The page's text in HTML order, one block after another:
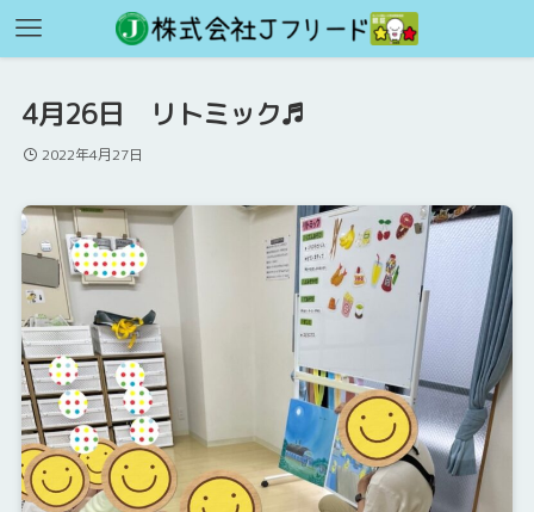
4月26日 リトミック♬
2022年4月27日